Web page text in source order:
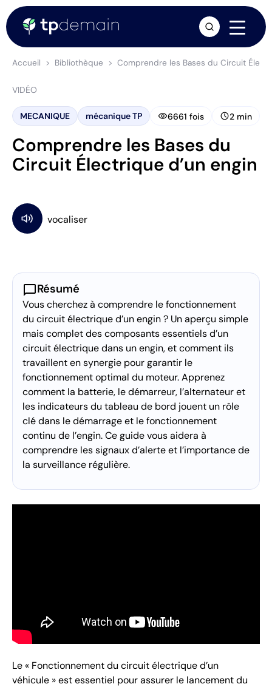
Accueil Bibliothèque Comprendre les Bases du Circuit
VIDÉO
MECANIQUE mécanique TP visibility6661 fois schedule2 min
Comprendre les Bases du
Circuit Électrique d’un engin
chat_bubbleRésumé
Vous cherchez à comprendre le fonctionnement
du circuit électrique d’un engin ? Un aperçu simple
mais complet des composants essentiels d’un
circuit électrique dans un engin, et comment ils
travaillent en synergie pour garantir le
fonctionnement optimal du moteur. Apprenez
comment la batterie, le démarreur, l’alternateur et
les indicateurs du tableau de bord jouent un rôle
clé dans le démarrage et le fonctionnement
continu de l’engin. Ce guide vous aidera à
comprendre les signaux d’alerte et l’importance de
la surveillance régulière.
Le « Fonctionnement du circuit électrique d’un
véhicule » est essentiel pour assurer le lancement du
arrow_forward